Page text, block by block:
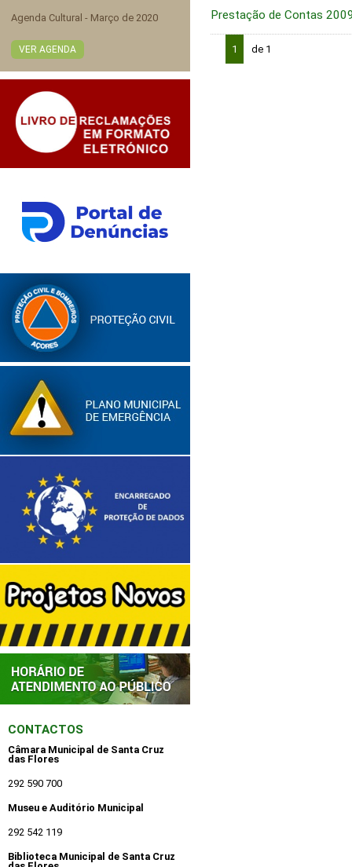
Agenda Cultural - Março de 2020
VER AGENDA
CONTACTOS
Câmara Municipal de Santa Cruz
das Flores
292 590 700
Museu e Auditório Municipal
292 542 119
Biblioteca Municipal de Santa Cruz
Prestação de Contas
1 de 1